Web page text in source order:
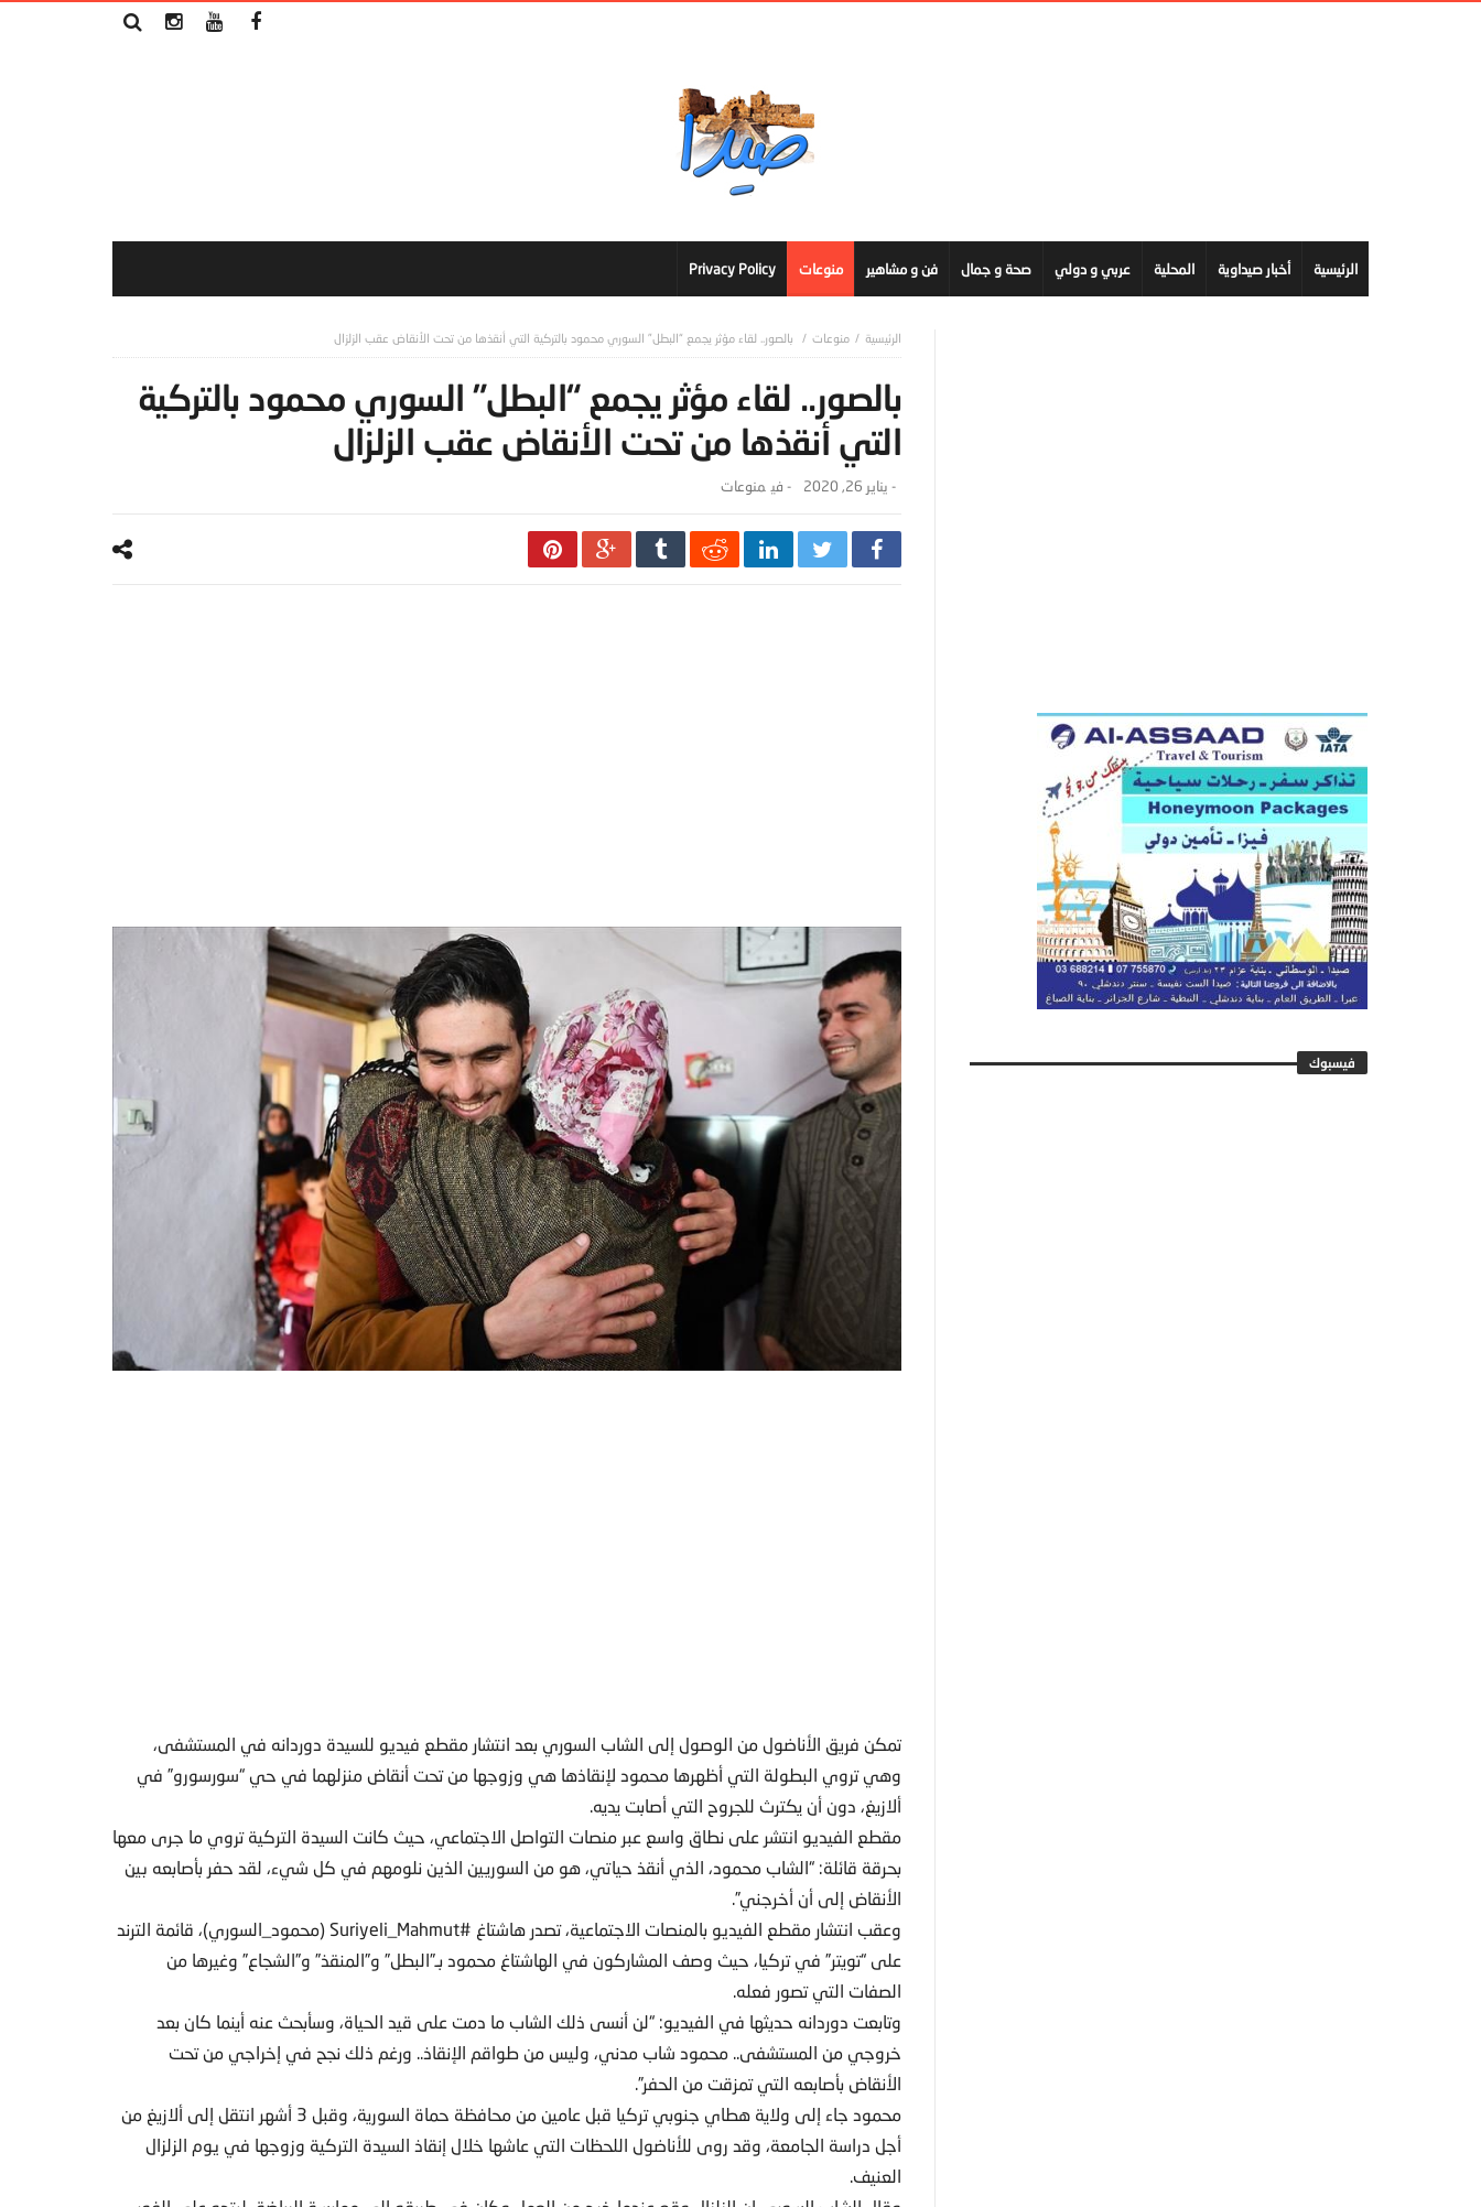
الرئيسية أخبار صيداوية المحلية عربي و دولي صحة و جمال فن و مشاهير منوعات Privacy Policy
منوعات بالصور.. لقاء مؤثر يجمع “البطل” السوري محمود بالتركية التي أنقذها من تحت الأنقاض عقب الزلزال
بالصور.. لقاء مؤثر يجمع “البطل” السوري محمود بالتركية
التي أنقذها من تحت الأنقاض عقب الزلزال
- يناير 26, 2020 - ‎في منوعات
تمكن فريق الأناضول من الوصول إلى الشاب السوري بعد انتشار مقطع فيديو للسيدة دوردانه في المستشفى،
وهي تروي البطولة التي أظهرها محمود لإنقاذها هي وزوجها من تحت أنقاض منزلهما في حي “سورسورو” في
ألازيغ، دون أن يكترث للجروح التي أصابت يديه.
مقطع الفيديو انتشر على نطاق واسع عبر منصات التواصل الاجتماعي، حيث كانت السيدة التركية تروي ما جرى معها
بحرقة قائلة: “الشاب محمود، الذي أنقذ حياتي، هو من السوريين الذين نلومهم في كل شيء، لقد حفر بأصابعه بين
الأنقاض إلى أن أخرجني”.
وعقب انتشار مقطع الفيديو بالمنصات الاجتماعية، تصدر هاشتاغ #Suriyeli_Mahmut (محمود_السوري)، قائمة الترند
على “تويتر” في تركيا، حيث وصف المشاركون في الهاشتاغ محمود بـ”البطل” و”المنقذ” و”الشجاع” وغيرها من
الصفات التي تصور فعله.
وتابعت دوردانه حديثها في الفيديو: “لن أنسى ذلك الشاب ما دمت على قيد الحياة، وسأبحث عنه أينما كان بعد
خروجي من المستشفى.. محمود شاب مدني، وليس من طواقم الإنقاذ.. ورغم ذلك نجح في إخراجي من تحت
الأنقاض بأصابعه التي تمزقت من الحفر”.
محمود جاء إلى ولاية هطاي جنوبي تركيا قبل عامين من محافظة حماة السورية، وقبل 3 أشهر انتقل إلى ألازيغ من
أجل دراسة الجامعة، وقد روى للأناضول اللحظات التي عاشها خلال إنقاذ السيدة التركية وزوجها في يوم الزلزال
العنيف.
فيسبوك